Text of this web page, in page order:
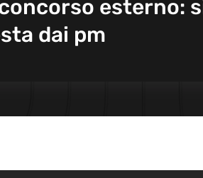
esterno:
dai pm